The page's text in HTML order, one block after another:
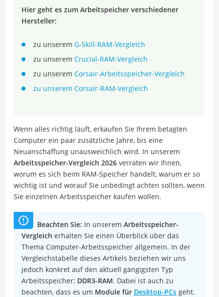
Hier geht es zum Arbeitspeicher verschiedener
Hersteller:
zu unserem G-Skill-RAM-Vergleich
zu unserem Crucial-RAM-Vergleich
zu unserem Corsair-Arbeitsspeicher-Vergleich
zu unserem Corsair-RAM-Vergleich
Wenn alles richtig läuft, erkaufen Sie Ihrem betagten
Computer ein paar zusätzliche Jahre, bis eine
Neuanschaffung unausweichlich wird. In unserem
Arbeitsspeicher-Vergleich 2026 verraten wir Ihnen,
worum es sich beim RAM-Speicher handelt, warum er so
wichtig ist und worauf Sie unbedingt achten sollten, wenn
Sie einzelnen Arbeitsspeicher kaufen wollen.
Beachten Sie: In unserem Arbeitsspeicher-
Vergleich erhalten Sie einen Überblick über das
Thema Computer-Arbeitsspeicher allgemein. In der
Vergleichstabelle dieses Artikels beziehen wir uns
jedoch konkret auf den aktuell gängigsten Typ
Arbeitsspeicher: DDR3-RAM. Dabei ist auch zu
beachten, dass es um Module für Desktop-PCs geht.